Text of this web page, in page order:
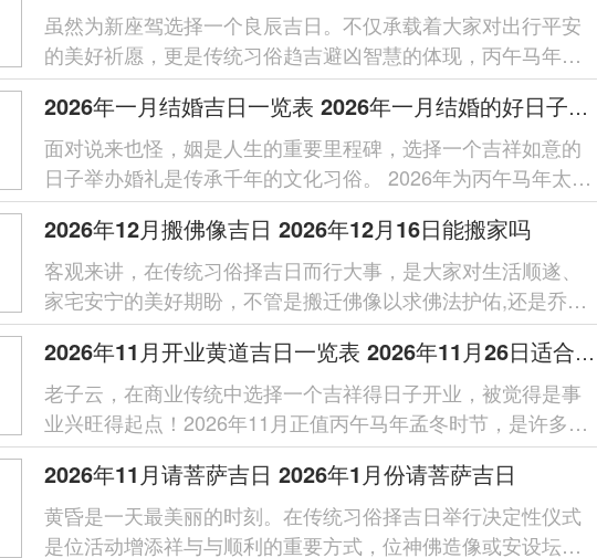
虽然为新座驾选择一个良辰吉日。不仅承载着大家对出行平安
的美好祈愿，更是传统习俗趋吉避凶智慧的体现，丙午马年太
岁位于正南，岁破再正北，三煞位...
2026年一月结婚吉日一览表 2026年一月结婚的好日子有哪些
面对说来也怪，姻是人生的重要里程碑，选择一个吉祥如意的
日子举办婚礼是传承千年的文化习俗。 2026年为丙午马年太岁
位于正南、岁破位于正北。...
2026年12月搬佛像吉日 2026年12月16日能搬家吗
客观来讲，在传统习俗择吉日而行大事，是大家对生活顺遂、
家宅安宁的美好期盼，不管是搬迁佛像以求佛法护佑,还是乔迁
新居以启新程,选择一个良辰吉...
2026年11月开业黄道吉日一览表 2026年11月26日适合开业吗
老子云，在商业传统中选择一个吉祥得日子开业，被觉得是事
业兴旺得起点！2026年11月正值丙午马年孟冬时节，是许多商
家择吉开张得理想月份，这个月得吉...
2026年11月请菩萨吉日 2026年1月份请菩萨吉日
黄昏是一天最美丽的时刻。在传统习俗择吉日举行决定性仪式
是位活动增添祥与与顺利的重要方式，位神佛造像或安设坛场